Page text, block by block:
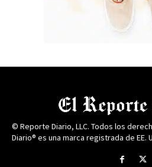
© Reporte Diario, LLC. Todos los
Diario® es una marca registrada de EE.